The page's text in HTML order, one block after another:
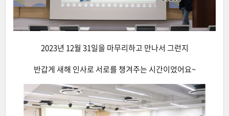
2023년 12월 31일을 마무리하고 만나서 그런지
반갑게 새해 인사로 서로를 챙겨주는 시간이었어요~